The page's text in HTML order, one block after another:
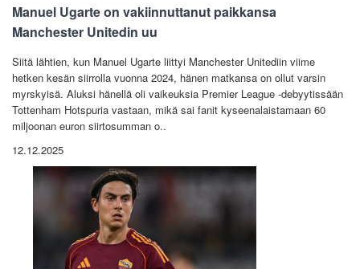
Manuel Ugarte on vakiinnuttanut paikkansa
Manchester Unitedin uu
Siitä lähtien, kun Manuel Ugarte liittyi Manchester Unitediin viime
hetken kesän siirrolla vuonna 2024, hänen matkansa on ollut varsin
myrskyisä. Aluksi hänellä oli vaikeuksia Premier League -debyytissään
Tottenham Hotspuria vastaan, mikä sai fanit kyseenalaistamaan 60
miljoonan euron siirtosumman o..
12.12.2025